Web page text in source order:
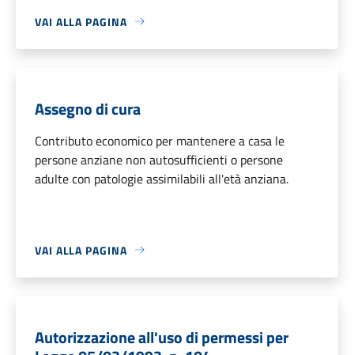
VAI ALLA PAGINA
Assegno di cura
Contributo economico per mantenere a casa le
persone anziane non autosufficienti o persone
adulte con patologie assimilabili all'età anziana.
VAI ALLA PAGINA
Autorizzazione all'uso di permessi per